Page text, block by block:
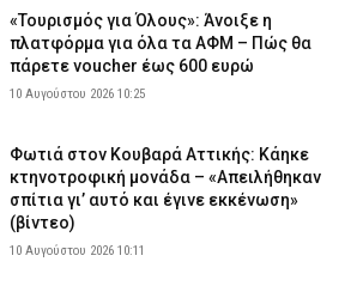
«Τουρισμός για Όλους»: Άνοιξε η
πλατφόρμα για όλα τα ΑΦΜ – Πώς θα
πάρετε voucher έως 600 ευρώ
10 Αυγούστου 2026 10:25
Φωτιά στον Κουβαρά Αττικής: Κάηκε
κτηνοτροφική μονάδα – «Απειλήθηκαν
σπίτια γι’ αυτό και έγινε εκκένωση»
(βίντεο)
10 Αυγούστου 2026 10:11